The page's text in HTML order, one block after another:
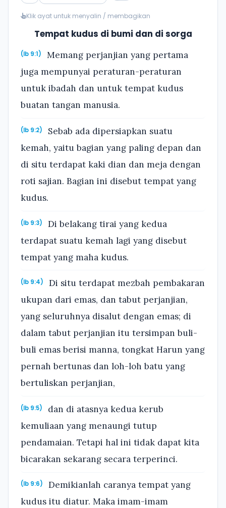
Klik ayat untuk menyalin / membagikan
Tempat kudus di bumi dan di sorga
(Ib 9:1)
Memang perjanjian yang pertama
juga mempunyai peraturan-peraturan
untuk ibadah dan untuk tempat kudus
buatan tangan manusia.
(Ib 9:2)
Sebab ada dipersiapkan suatu
kemah, yaitu bagian yang paling depan dan
di situ terdapat kaki dian dan meja dengan
roti sajian. Bagian ini disebut tempat yang
kudus.
(Ib 9:3)
Di belakang tirai yang kedua
terdapat suatu kemah lagi yang disebut
tempat yang maha kudus.
(Ib 9:4)
Di situ terdapat mezbah pembakaran
ukupan dari emas, dan tabut perjanjian,
yang seluruhnya disalut dengan emas; di
dalam tabut perjanjian itu tersimpan buli-
buli emas berisi manna, tongkat Harun yang
pernah bertunas dan loh-loh batu yang
bertuliskan perjanjian,
(Ib 9:5)
dan di atasnya kedua kerub
kemuliaan yang menaungi tutup
pendamaian. Tetapi hal ini tidak dapat kita
bicarakan sekarang secara terperinci.
(Ib 9:6)
Demikianlah caranya tempat yang
kudus itu diatur. Maka imam-imam